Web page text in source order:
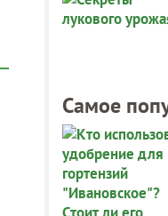
Самое